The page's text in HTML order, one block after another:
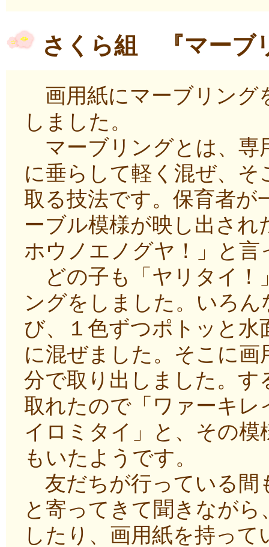
さくら組 『マーブ
画用紙にマーブリング
しました。
マーブリングとは、専
に垂らして軽く混ぜ、
取る技法です。保育者が
ーブル模様が映し出さ
ホウノエノグヤ！」と言
どの子も「ヤリタイ！
ングをしました。いろ
び、１色ずつポトッと
に混ぜました。そこに
分で取り出しました。
取れたので「ワァーキ
イロミタイ」と、その
もいたようです。
友だちが行っている間
と寄ってきて聞きなが
したり、画用紙を持っ